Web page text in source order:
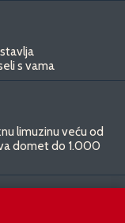
s vama
limuzinu veću od
domet do 1.000